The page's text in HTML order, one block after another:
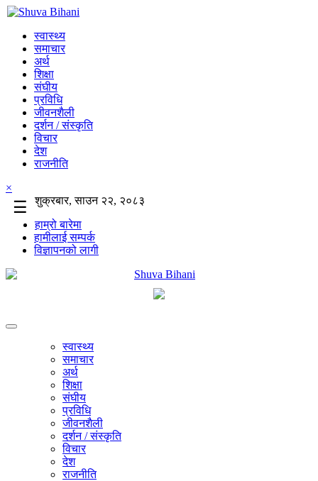
स्वास्थ्य
समाचार
अर्थ
शिक्षा
संघीय
प्रविधि
जीवनशैली
दर्शन / संस्कृति
विचार
देश
राजनीति
×
☰
शुक्रबार, साउन २२, २०८३
हाम्रो बारेमा
हामीलाई सम्पर्क
विज्ञापनको लागी
स्वास्थ्य
समाचार
अर्थ
शिक्षा
संघीय
प्रविधि
जीवनशैली
दर्शन / संस्कृति
विचार
देश
राजनीति